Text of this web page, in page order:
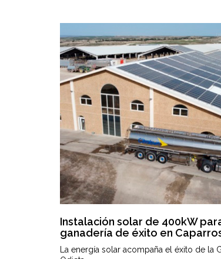
Instalación solar de 400kW
ganadería de éxito en
La energía solar acompaña el éxito de la